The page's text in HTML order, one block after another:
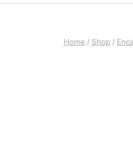
Home / Shop /